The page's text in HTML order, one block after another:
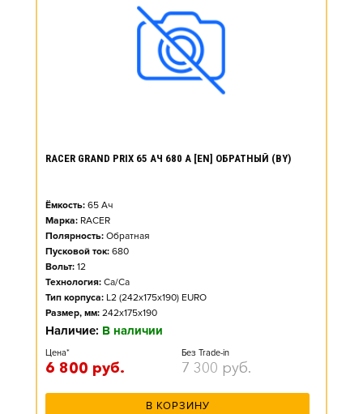
RACER GRAND PRIX 65 АЧ 680 А [EN] ОБРАТНЫЙ (BY)
Ёмкость: 65 Ач
Марка: RACER
Полярность: Обратная
Пусковой ток: 680
Вольт: 12
Технология: Ca/Ca
Тип корпуса: L2 (242x175x190) EURO
Размер, мм: 242x175x190
Наличие: В наличии
Цена*
6 800 руб.
Без Trade-in
7 300 руб.
В КОРЗИНУ